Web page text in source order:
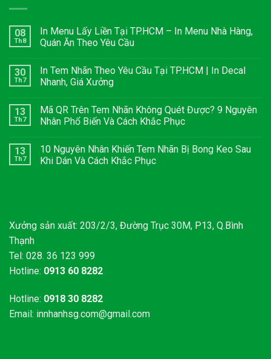
08
Th8
In Menu Lấy Liền Tại TP.HCM – In Menu Nhà Hàng,
Quán Ăn Theo Yêu Cầu
30
Th7
In Tem Nhãn Theo Yêu Cầu Tại TP.HCM | In Decal
Nhanh, Giá Xưởng
13
Th7
Mã QR Trên Tem Nhãn Không Quét Được? 9 Nguyên
Nhân Phổ Biến Và Cách Khắc Phục
13
Th7
10 Nguyên Nhân Khiến Tem Nhãn Bị Bong Keo Sau
Khi Dán Và Cách Khắc Phục
Xưởng sản xuất: 203/2/3, Đường Trục 30M, P13, Q.Bình
Thạnh
Tel: 028. 36 123 999
Hotline: 0913 60 8282
Hotline: 0918 30 8282
Email: innhanhsg.com@gmail.com